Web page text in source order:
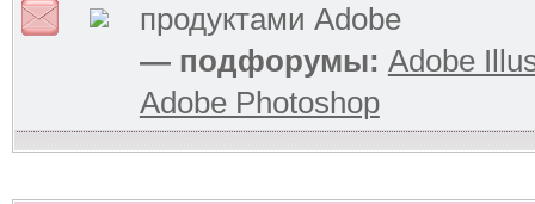
продуктами Adobe
— подфорумы: Adobe
Adobe Photoshop